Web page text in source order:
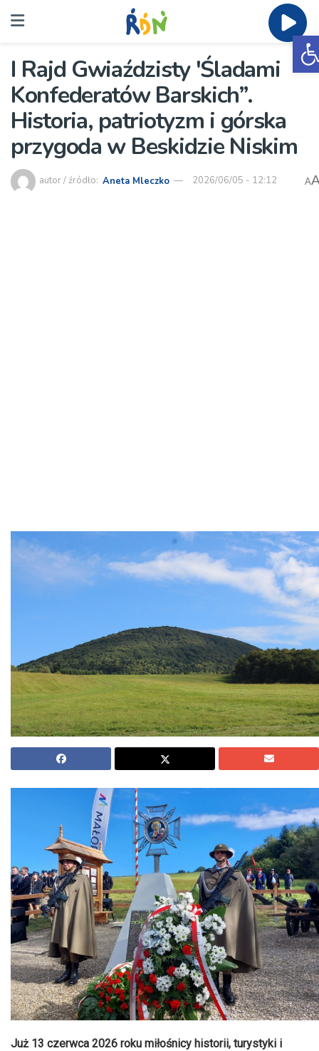
I Rajd Gwiaździsty 'Śladami
Konfederatów Barskich”.
Historia, patriotyzm i górska
przygoda w Beskidzie Niskim
autor / źródło: Aneta Mleczko 2026/06/05 - 12:12 A
Już 13 czerwca 2026 roku miłośnicy historii, turystyki i